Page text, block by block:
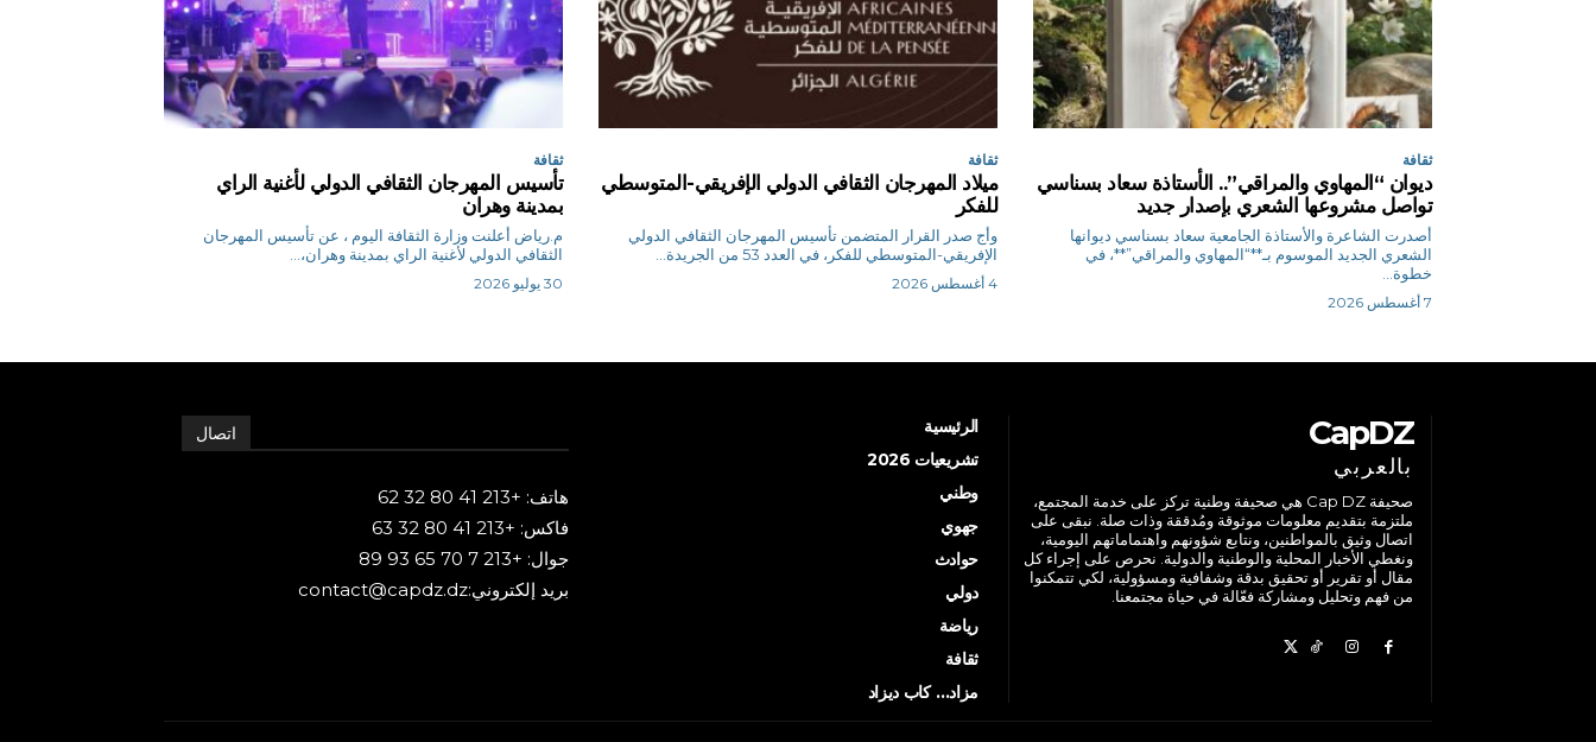
ثقافة
ديوان “المهاوي والمراقي”.. الأستاذة سعاد بسناسي
تواصل مشروعها الشعري بإصدار جديد
أصدرت الشاعرة والأستاذة الجامعية سعاد بسناسي ديوانها
الشعري الجديد الموسوم بـ**“المهاوي والمراقي”**، في
خطوة...
7 أغسطس 2026
ثقافة
ميلاد المهرجان الثقافي الدولي الإفريقي-المتوسطي
للفكر
وأج صدر القرار المتضمن تأسيس المهرجان الثقافي الدولي
الإفريقي-المتوسطي للفكر، في العدد 53 من الجريدة...
4 أغسطس 2026
ثقافة
تأسيس المهرجان الثقافي الدولي لأغنية الراي
بمدينة وهران
م.رياض أعلنت وزارة الثقافة اليوم ، عن تأسيس المهرجان
الثقافي الدولي لأغنية الراي بمدينة وهران،...
30 يوليو 2026
CapDZ
بالعربي
صحيفة Cap DZ هي صحيفة وطنية تركز على خدمة المجتمع،
ملتزمة بتقديم معلومات موثوقة ومُدققة وذات صلة. نبقى على
اتصال وثيق بالمواطنين، ونتابع شؤونهم واهتماماتهم اليومية،
ونغطي الأخبار المحلية والوطنية والدولية. نحرص على إجراء كل
مقال أو تقرير أو تحقيق بدقة وشفافية ومسؤولية، لكي تتمكنوا
من فهم وتحليل ومشاركة فعّالة في حياة مجتمعنا.
الرئيسية
تشريعيات 2026
وطني
جهوي
حوادث
دولي
رياضة
ثقافة
مزاد… كاب ديزاد
اتصال
هاتف: +213 41 80 32 62
فاكس: +213 41 80 32 63
جوال: +213 7 70 65 93 89
بريد إلكتروني:contact@capdz.dz